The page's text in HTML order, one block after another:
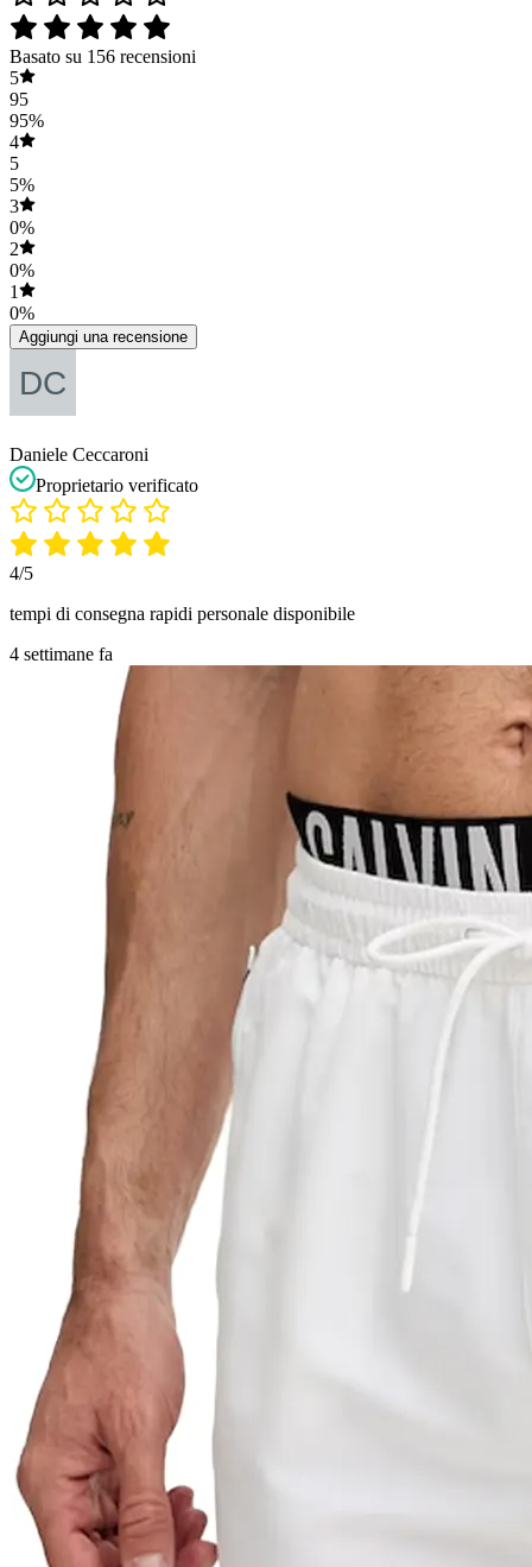
Basato su 156 recensioni
5
95
95%
4
5
5%
3
0%
2
0%
1
0%
Aggiungi una recensione
Daniele Ceccaroni
Proprietario verificato
4/5
tempi di consegna rapidi personale disponibile
4 settimane fa